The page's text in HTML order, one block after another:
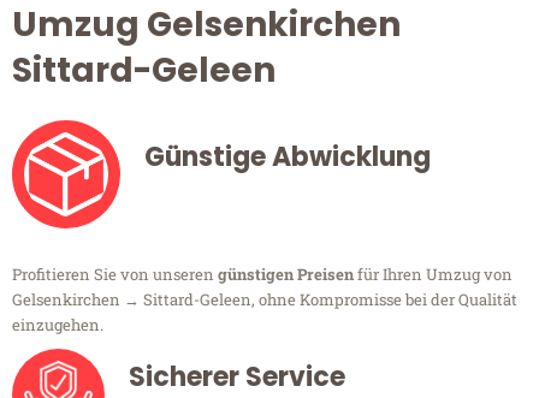
Umzug Gelsenkirchen
Sittard-Geleen
Günstige Abwicklung
Profitieren Sie von unseren günstigen Preisenfür Ihren Umzug von
Gelsenkirchen → Sittard-Geleen, ohne Kompromisse bei der Qualität
einzugehen.
Sicherer Service